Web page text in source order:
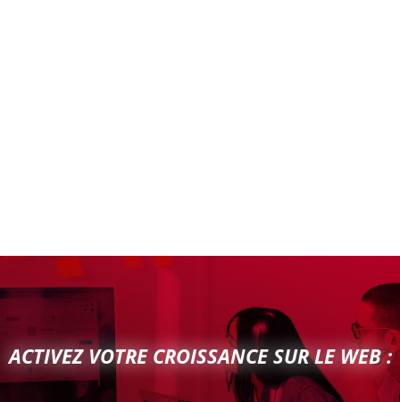
ACTIVEZ VOTRE CROISSANCE SUR LE WEB :